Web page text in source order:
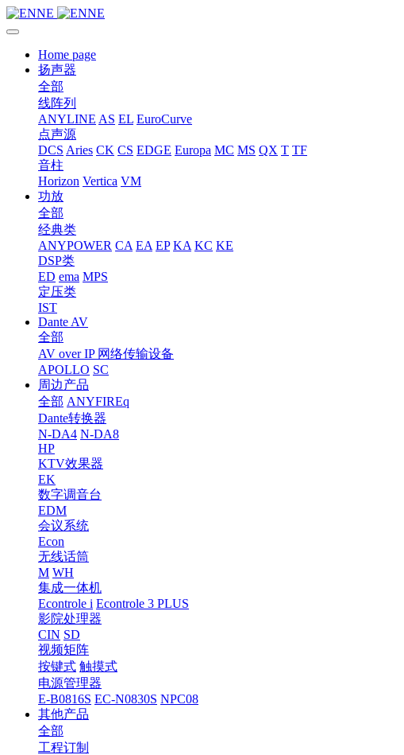
Home page
扬声器
全部
线阵列
ANYLINE AS EL EuroCurve
点声源
DCS Aries CK CS EDGE Europa MC MS QX T TF
音柱
Horizon Vertica VM
功放
全部
经典类
ANYPOWER CA EA EP KA KC KE
DSP类
ED ema MPS
定压类
IST
Dante AV
全部
AV over IP 网络传输设备
APOLLO SC
周边产品
全部 ANYFIREq
Dante转换器
N-DA4 N-DA8
HP
KTV效果器
EK
数字调音台
EDM
会议系统
Econ
无线话筒
M WH
集成一体机
Econtrole i Econtrole 3 PLUS
影院处理器
CIN SD
视频矩阵
按键式 触摸式
电源管理器
E-B0816S EC-N0830S NPC08
其他产品
全部
工程订制